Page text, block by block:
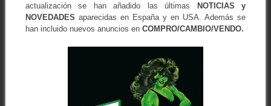
actualización se han añadido las últimas
NOTICIAS y
NOVEDADES aparecidas en España y en USA. Además se
han incluido nuevos anuncios en COMPRO/CAMBIO/VENDO.